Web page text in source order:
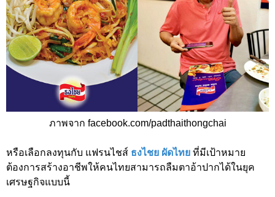
ภาพจาก facebook.com/padthaithongchai
หรือเลือกลงทุนกับ แฟรนไชส์ ธงไชย ผัดไทย ที่มีเป้าหมาย
ต้องการสร้างอาชีพให้คนไทยสามารถลืมตาอ้าปากได้ในยุค
เศรษฐกิจแบบนี้